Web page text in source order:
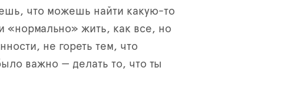
что можешь найти какую-то
«нормально» жить, как все, но
не гореть тем, что
важно — делать то, что ты